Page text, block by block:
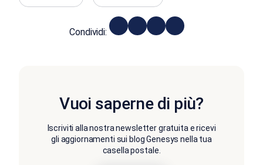
Condividi:
Vuoi saperne di più?
Iscriviti alla nostra newsletter gratuita e ricevi
gli aggiornamenti sui blog Genesys nella tua
casella postale.